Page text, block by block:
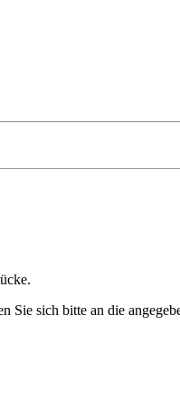
Sie sich bitte an die